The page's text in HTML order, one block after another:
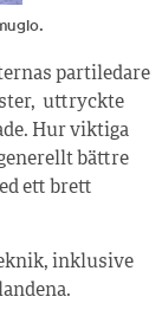
partiledare
uttryckte
Hur viktiga
bättre
ett brett
inklusive